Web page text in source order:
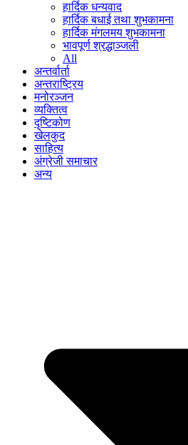
हार्दिक धन्यवाद
हार्दिक बधाई तथा शुभकामना
हार्दिक मंगलमय शुभकामना
भावपूर्ण श्रद्धाञ्जली
All
अन्तर्वार्ता
अन्तराष्ट्रिय
मनोरञ्जन
व्यक्तित्व
दृष्टिकोण
खेलकुद
साहित्य
अंग्रेजी समाचार
अन्य